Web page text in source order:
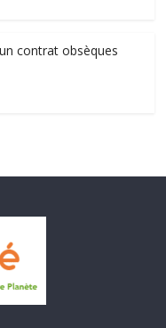
contrat obsèques